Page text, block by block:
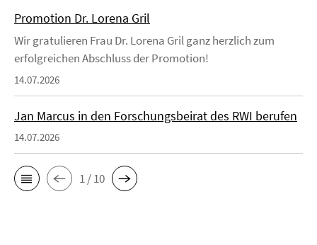
Promotion Dr. Lorena Gril
Wir gratulieren Frau Dr. Lorena Gril ganz herzlich zum
erfolgreichen Abschluss der Promotion!
14.07.2026
Jan Marcus in den Forschungsbeirat des RWI berufen
14.07.2026
1 / 10